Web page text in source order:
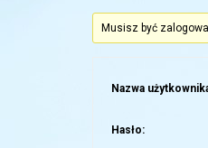
Musisz być
Nazwa
Hasło: